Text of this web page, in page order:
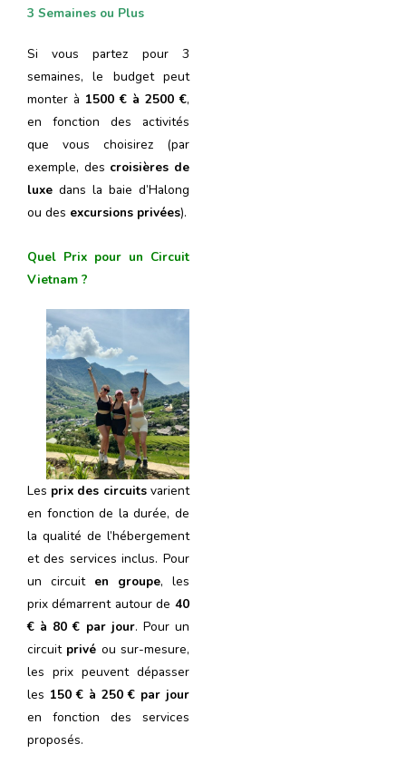
3 Semaines ou Plus
Si vous partez pour 3
semaines, le budget peut
monter à 1500 € à 2500 €,
en fonction des activités
que vous choisirez (par
exemple, des croisières de
luxe dans la baie d’Halong
ou des excursions privées).
Quel Prix pour un Circuit
Vietnam ?
Les prix des circuitsvarient
en fonction de la durée, de
la qualité de l’hébergement
et des services inclus. Pour
un circuit en groupe, les
prix démarrent autour de 40
€ à 80 € par jour. Pour un
circuit privé ou sur-mesure,
les prix peuvent dépasser
les 150 € à 250 € par jour
en fonction des services
proposés.